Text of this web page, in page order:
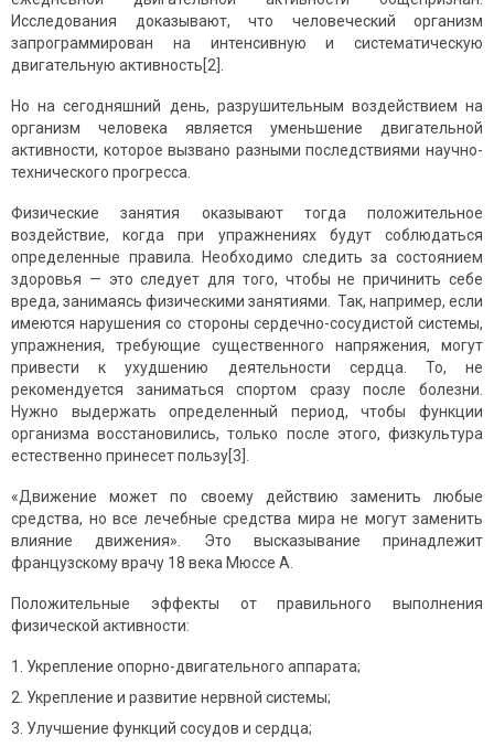
Исследования доказывают, что человеческий организм
запрограммирован на интенсивную и систематическую
двигательную активность[2].
Но на сегодняшний день, разрушительным воздействием на
организм человека является уменьшение двигательной
активности, которое вызвано разными последствиями научно-
технического прогресса.
Физические занятия оказывают тогда положительное
воздействие, когда при упражнениях будут соблюдаться
определенные правила. Необходимо следить за состоянием
здоровья — это следует для того, чтобы не причинить себе
вреда, занимаясь физическими занятиями. Так, например, если
имеются нарушения со стороны сердечно-сосудистой системы,
упражнения, требующие существенного напряжения, могут
привести к ухудшению деятельности сердца. То, не
рекомендуется заниматься спортом сразу после болезни.
Нужно выдержать определенный период, чтобы функции
организма восстановились, только после этого, физкультура
естественно принесет пользу[3].
«Движение может по своему действию заменить любые
средства, но все лечебные средства мира не могут заменить
влияние движения». Это высказывание принадлежит
французскому врачу 18 века Мюссе А.
Положительные эффекты от правильного выполнения
физической активности:
Укрепление опорно-двигательного аппарата;
Укрепление и развитие нервной системы;
Улучшение функций сосудов и сердца;